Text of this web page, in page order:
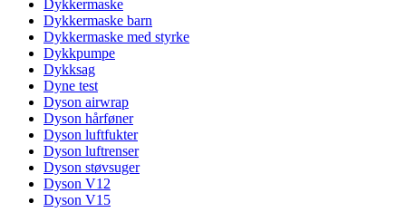
Dykkermaske
Dykkermaske barn
Dykkermaske med styrke
Dykkpumpe
Dykksag
Dyne test
Dyson airwrap
Dyson hårføner
Dyson luftfukter
Dyson luftrenser
Dyson støvsuger
Dyson V12
Dyson V15